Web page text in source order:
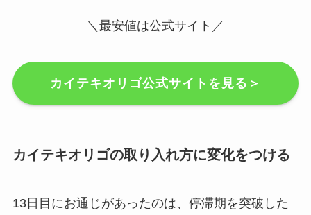
＼最安値は公式サイト／
カイテキオリゴ公式サイトを見る＞
カイテキオリゴの取り入れ方に変化をつける
13日目にお通じがあったのは、停滞期を突破した